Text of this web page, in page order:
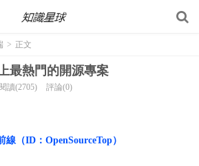
> 正文
最熱門的開源專案
閱讀(2705) 評論(0)
線（ID：OpenSourceTop）